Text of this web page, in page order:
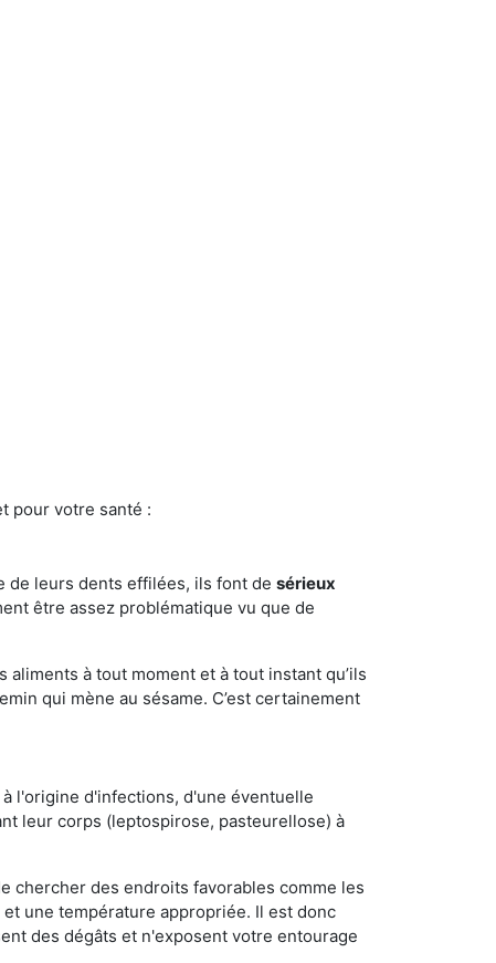
pour votre santé :
de leurs dents effilées, ils font de sérieux
être assez problématique vu que de
aliments à tout moment et à tout instant qu’ils
qui mène au sésame. C’est certainement
l'origine d'infections, d'une éventuelle
leur corps (leptospirose, pasteurellose) à
chercher des endroits favorables comme les
une température appropriée. Il est donc
des dégâts et n'exposent votre entourage